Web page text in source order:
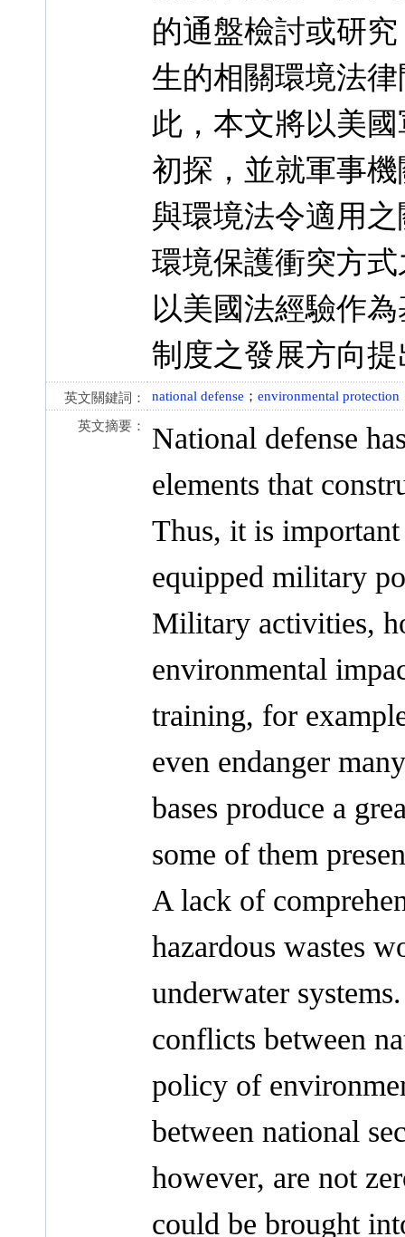
的通盤檢討或研
生的相關環境法
此，本文將以美
初探，並就軍事
與環境法令適用
環境保護衝突方
以美國法經驗作
制度之發展方向
英文關鍵詞： national defense ； environmental protection
英文摘要：
National defense
elements that
Thus, it is
equipped military
Military activities,
environmental
training, for
even endanger
bases produce a
some of them
A lack of
hazardous wastes
underwater
conflicts between
policy of
between national
however, are not
could be brought